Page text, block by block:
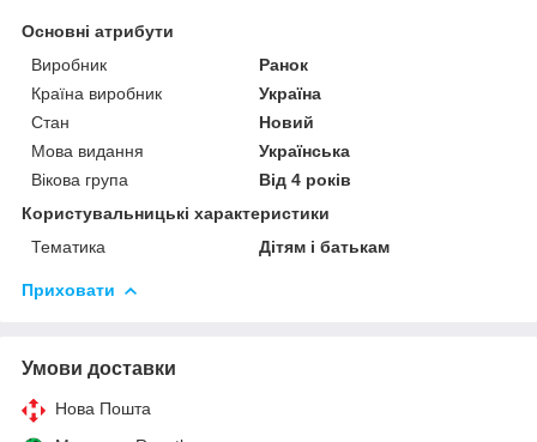
Основні атрибути
Виробник
Ранок
Країна виробник
Україна
Стан
Новий
Мова видання
Українська
Вікова група
Від 4 років
Користувальницькі характеристики
Тематика
Дітям і батькам
Приховати
Умови доставки
Нова Пошта